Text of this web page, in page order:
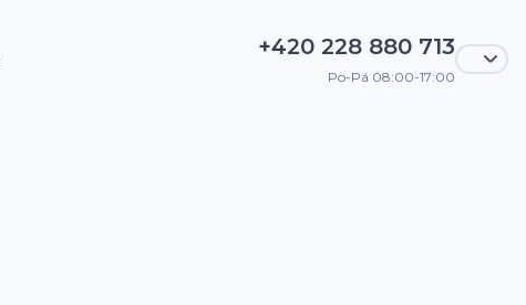
+420 228 880 713
Po-Pá 08:00-17:00